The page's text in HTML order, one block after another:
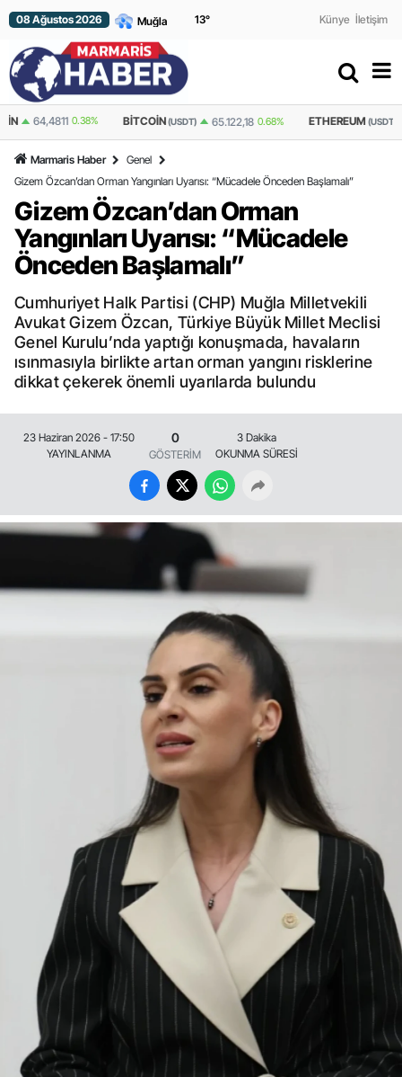
08 Ağustos 2026 13° Künye İletişim
BITCOIN(USDT) 65.122,18 0.68% ETHEREUM (USDT) 1.925,00 0.677%
Marmaris Haber
Genel
Gizem Özcan’dan Orman Yangınları Uyarısı: “Mücadele Önceden Başlamalı”
Gizem Özcan’dan Orman
Yangınları Uyarısı: “Mücadele
Önceden Başlamalı”
Cumhuriyet Halk Partisi (CHP) Muğla Milletvekili
Avukat Gizem Özcan, Türkiye Büyük Millet Meclisi
Genel Kurulu’nda yaptığı konuşmada, havaların
ısınmasıyla birlikte artan orman yangını risklerine
dikkat çekerek önemli uyarılarda bulundu
23 Haziran 2026 - 17:50
YAYINLANMA
0
GÖSTERİM
3 Dakika
OKUNMA SÜRESİ